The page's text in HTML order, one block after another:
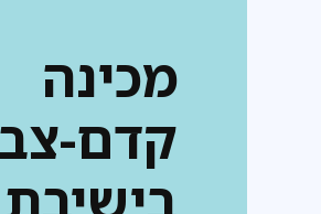
מכינה
קדם-